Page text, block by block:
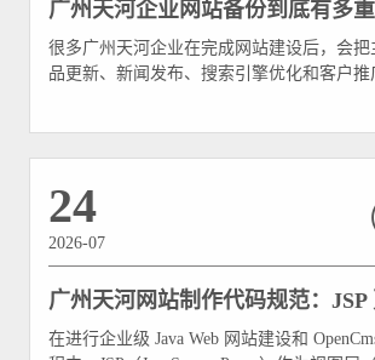
广州天河企业网站备份到底有多重
很多广州天河企业在完成网站建设后，会把
品更新、新闻发布、搜索引擎优化和客户推
业虽然做过备份，但只是偶尔把网站文件
个文件夹中，并没有检查备份是否完整，
正常恢复。
24
2026-07
广州天河网站制作代码规范：JSP
JSTL 标签库的高效实战指南
在进行企业级 Java Web 网站建设和